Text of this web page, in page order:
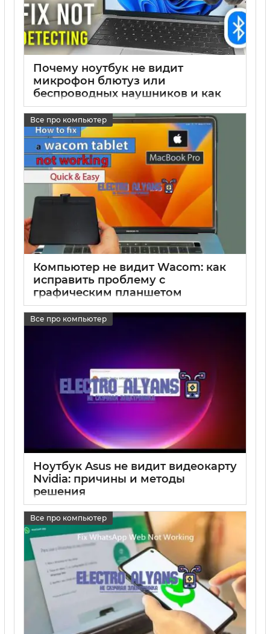
Почему ноутбук не видит
микрофон блютуз или
беспроводных наушников и как
исправить проблему
17 05 2025 0
Все про компьютер
Компьютер не видит Wacom: как
исправить проблему с
графическим планшетом
17 05 2025 0
Все про компьютер
Ноутбук Asus не видит видеокарту
Nvidia: причины и методы
решения
17 05 2025 0
Все про компьютер